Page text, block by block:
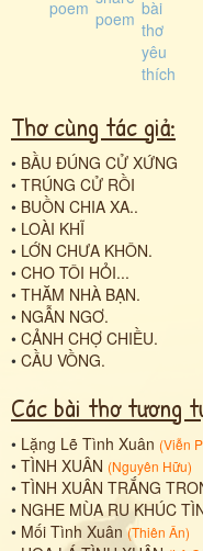
Thơ cùng tác giả:
• BẦU ĐÚNG CỬ XỨNG
• TRÚNG CỬ RỒI
• BUỒN CHIA XA..
• LOÀI KHĨ
• LỚN CHƯA KHÔN.
• CHO TÔI HỎI...
• THĂM NHÀ BẠN.
• NGẪN NGƠ.
• CẢNH CHỢ CHIỀU.
• CẦU VỒNG.
Các bài thơ tương
• Lặng Lẽ Tình Xuân (Viễn
• TÌNH XUÂN (Nguyên Hữu)
• TÌNH XUÂN TRẮNG
• NGHE MÙA RU KHÚC
• Mối Tình Xuân (Thiên Ân)